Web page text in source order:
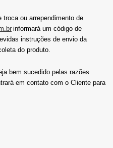
ou arrependimento de
informará um código de
instruções de envio da
do produto.
bem sucedido pelas razões
em contato com o Cliente para